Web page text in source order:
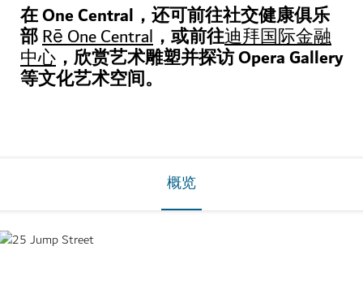
在 One Central，还可前往社交健康俱乐
部Rē One Central ，或前往迪拜国际金融
中心 ，欣赏艺术雕塑并探访 Opera Gallery
等文化艺术空间。
概览